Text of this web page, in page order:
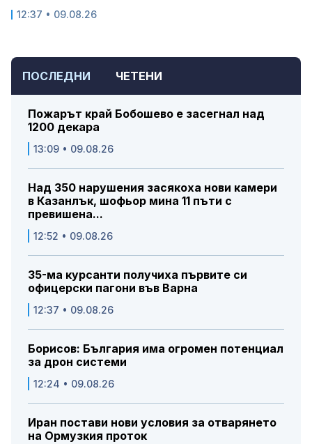
ПОСЛЕДНИ ЧЕТЕНИ
Пожарът край Бобошево е засегнал над
1200 декара
13:09 • 09.08.26
Над 350 нарушения засякоха нови камери
в Казанлък, шофьор мина 11 пъти с
превишена...
12:52 • 09.08.26
35-ма курсанти получиха първите си
офицерски пагони във Варна
12:37 • 09.08.26
Борисов: България има огромен потенциал
за дрон системи
12:24 • 09.08.26
Иран постави нови условия за отварянето
на Ормузкия проток
12:37 • 09.08.26